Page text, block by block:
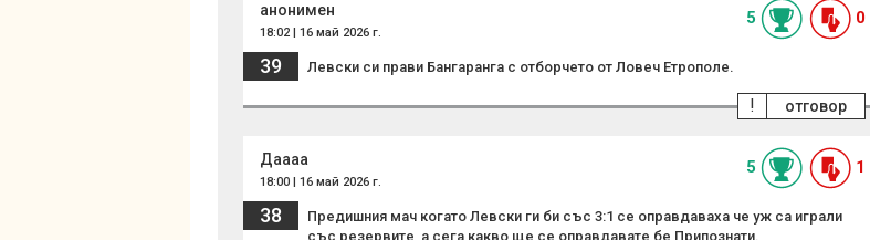
анонимен
18:02 | 16 май 2026 г.
5 0
39 Левски си прави Бангаранга с отборчето от Ловеч Етрополе.
отговор
!
Даааа
18:00 | 16 май 2026 г.
5 1
38
Предишния мач когато Левски ги би със 3:1 се оправдаваха че уж са играли
със резервите ,а сега какво ще се оправдавате бе Припознати.